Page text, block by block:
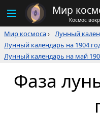
Мир
Космос
Мир космоса› Лунный
Лунный календарь на 1904
Лунный календарь на май
Фаза